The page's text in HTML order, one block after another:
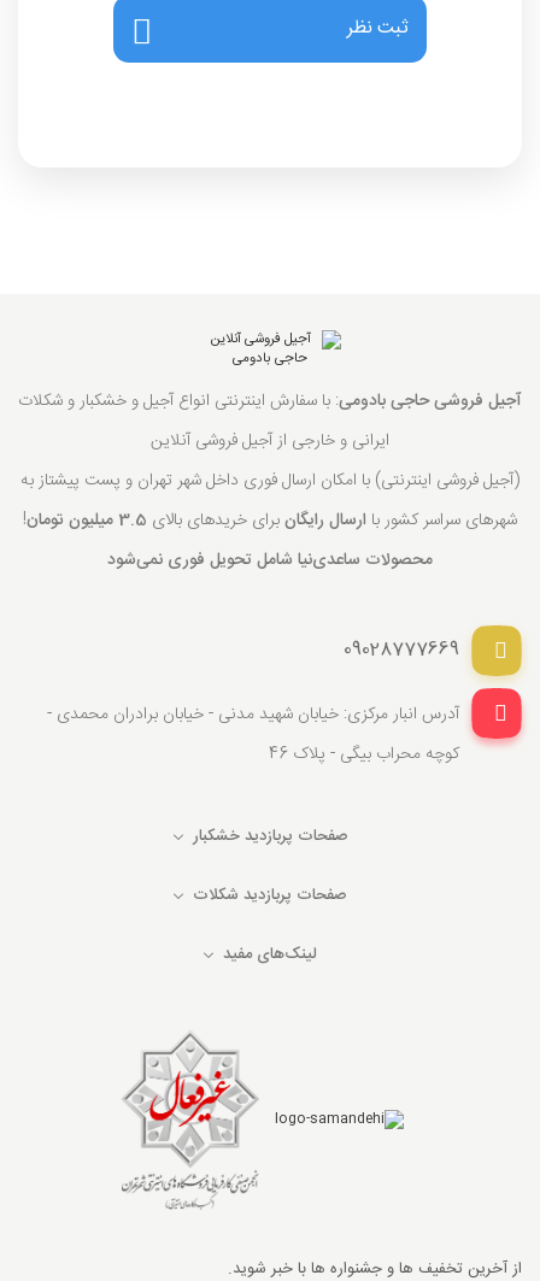
ثبت نظر
آجیل فروشی حاجی بادومی: با سفارش اینترنتی انواع آجیل و خشکبار و شکلات
ایرانی و خارجی از آجیل فروشی آنلاین
(آجیل فروشی اینترنتی) با امکان ارسال فوری داخل شهر تهران و پست پیشتاز به
شهرهای سراسر کشور با ارسال رایگانبرای خریدهای بالای 3.5 میلیون تومان
!
محصولات ساعدی‌نیا شامل تحویل فوری نمی‌شود
09028777669
آدرس انبار مرکزی: خیابان شهید مدنی - خیابان برادران محمدی -
کوچه محراب بیگی - پلاک 46
صفحات پربازدید خشکبار
صفحات پربازدید شکلات
لینک‌های مفید
از آخرین تخفیف ها و جشنواره ها با خبر شوید.